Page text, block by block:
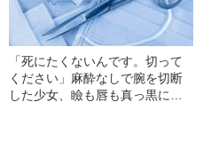
「死にたくないんです。切って
ください」麻酔なしで腕を切断
した少女、瞼も唇も真っ黒に腫